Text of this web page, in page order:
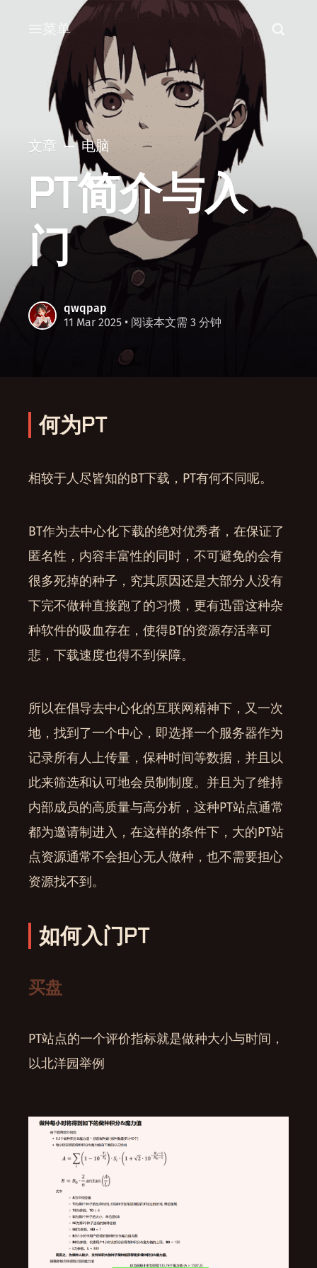
菜单
文章 电脑
PT简介与入
门
qwqpap
11 Mar 2025 • 阅读本文需 3 分钟
何为PT
相较于人尽皆知的BT下载，PT有何不同呢。
BT作为去中心化下载的绝对优秀者，在保证了
匿名性，内容丰富性的同时，不可避免的会有
很多死掉的种子，究其原因还是大部分人没有
下完不做种直接跑了的习惯，更有迅雷这种杂
种软件的吸血存在，使得BT的资源存活率可
悲，下载速度也得不到保障。
所以在倡导去中心化的互联网精神下，又一次
地，找到了一个中心，即选择一个服务器作为
记录所有人上传量，保种时间等数据，并且以
此来筛选和认可地会员制制度。并且为了维持
内部成员的高质量与高分析，这种PT站点通常
都为邀请制进入，在这样的条件下，大的PT站
点资源通常不会担心无人做种，也不需要担心
资源找不到。
如何入门PT
买盘
PT站点的一个评价指标就是做种大小与时间，
以北洋园举例